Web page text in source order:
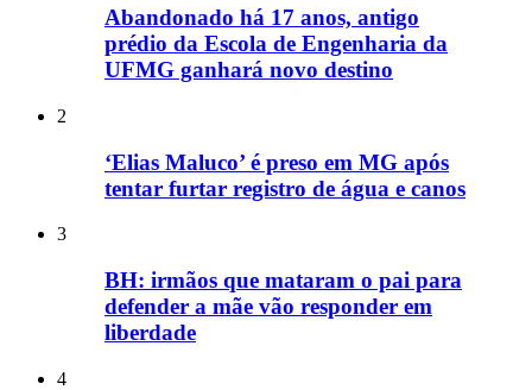
Abandonado há 17 anos, antigo
prédio da Escola de Engenharia da
UFMG ganhará novo destino
2
‘Elias Maluco’ é preso em MG após
tentar furtar registro de água e canos
3
BH: irmãos que mataram o pai para
defender a mãe vão responder em
liberdade
4